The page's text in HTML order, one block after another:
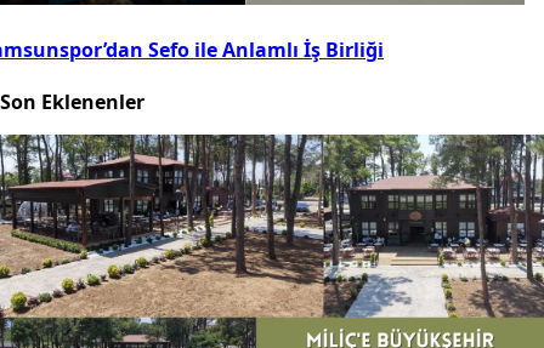
Sefo ile Anlamlı İş Birliği
Son Eklenenler